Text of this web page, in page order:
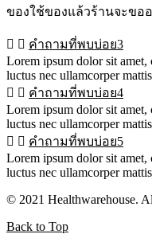
ของใช้ของแล้วร้านจะข
คำถามที่พบบ่อย3
Lorem ipsum dolor sit
luctus nec ullamcorper
คำถามที่พบบ่อย4
Lorem ipsum dolor sit
luctus nec ullamcorper
คำถามที่พบบ่อย5
Lorem ipsum dolor sit
luctus nec ullamcorper
© 2021 Healthwarehouse.
Back to Top